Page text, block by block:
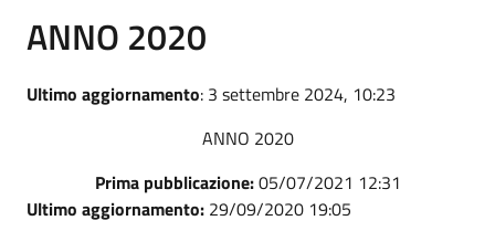
ANNO 2020
Ultimo aggiornamento: 3 settembre 2024, 10:23
ANNO 2020
Prima pubblicazione:05/07/2021 12:31
Ultimo aggiornamento: 29/09/2020 19:05